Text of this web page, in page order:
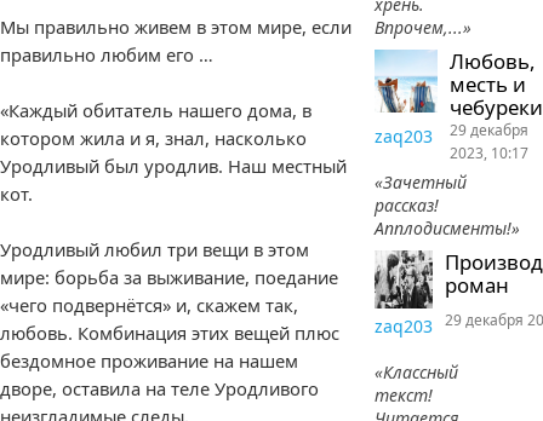
Мы правильно живем в этом мире, если
правильно любим его …
«Каждый обитатель нашего дома, в
котором жила и я, знал, насколько
Уродливый был уродлив. Наш местный
кот.
Уродливый любил три вещи в этом
мире: борьба за выживание, поедание
«чего подвернётся» и, скажем так,
любовь. Комбинация этих вещей плюс
бездомное проживание на нашем
дворе, оставила на теле Уродливого
неизгладимые следы.
Впрочем,...»
Любовь,
месть и
чебуреки
zaq203
«Зачетный
рассказ!
Апплодисменты!»
29 декабря
2023, 10:17
роман
zaq203
«Классный
текст!
29 декабря